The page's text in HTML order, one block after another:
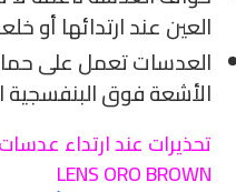
العين عند ارتدائها أو
العدسات تعمل على
الأشعة فوق البنفسجية
LENS ORO BROWN